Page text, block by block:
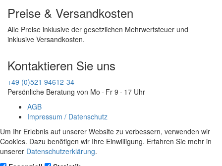
Preise & Versandkosten
Alle Preise inklusive der gesetzlichen Mehrwertsteuer und
inklusive Versandkosten.
Kontaktieren Sie uns
+49 (0)521 94612-34
Persönliche Beratung von Mo - Fr 9 - 17 Uhr
AGB
Impressum / Datenschutz
Um Ihr Erlebnis auf unserer Website zu verbessern, verwenden wir
Cookies. Dazu benötigen wir Ihre Einwilligung. Erfahren Sie mehr in
unserer Datenschutzerklärung.